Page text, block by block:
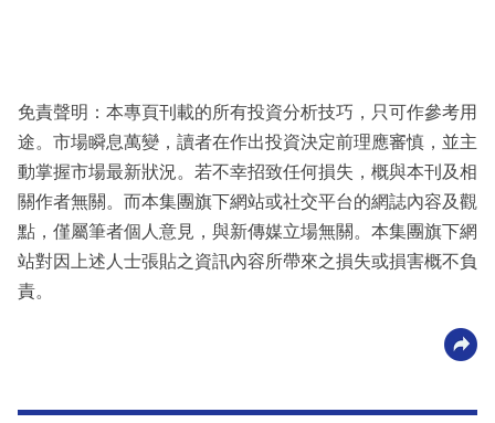
免責聲明：本專頁刊載的所有投資分析技巧，只可作參考用
途。市場瞬息萬變，讀者在作出投資決定前理應審慎，並主
動掌握市場最新狀況。若不幸招致任何損失，概與本刊及相
關作者無關。而本集團旗下網站或社交平台的網誌內容及觀
點，僅屬筆者個人意見，與新傳媒立場無關。本集團旗下網
站對因上述人士張貼之資訊內容所帶來之損失或損害概不負
責。